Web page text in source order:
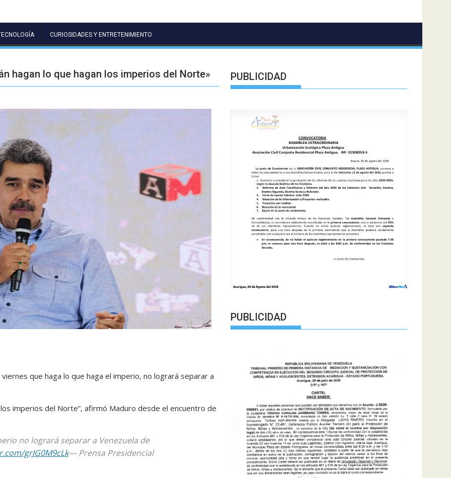
CURIOSIDADES Y ENTRETENIMIENTO
hagan lo que hagan los imperios del Norte»
que haga lo que haga el imperio, no logrará separar a
imperios del Norte”, afirmó Maduro desde el encuentro de
no logrará separar a Venezuela de
grJG0M9cLk— Prensa Presidencial
PUBLICIDAD
PUBLICIDAD